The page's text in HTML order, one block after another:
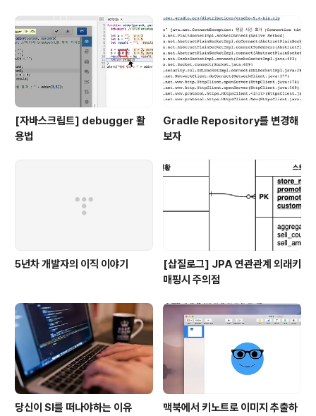
[자바스크립트] debugger 활
용법
Gradle Repository를 변경해
보자
5년차 개발자의 이직 이야기
[삽질로그] JPA 연관관계 외래키
매핑시 주의점
당신이 SI를 떠나야하는 이유 맥북에서 키노트로 이미지 추출하